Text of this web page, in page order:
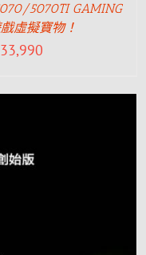
5070TI GAMING
虛擬寶物！
33,990